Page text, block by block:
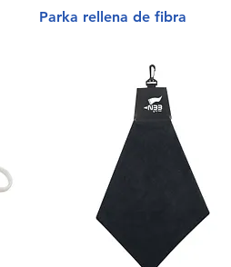
Parka rellena de fibra